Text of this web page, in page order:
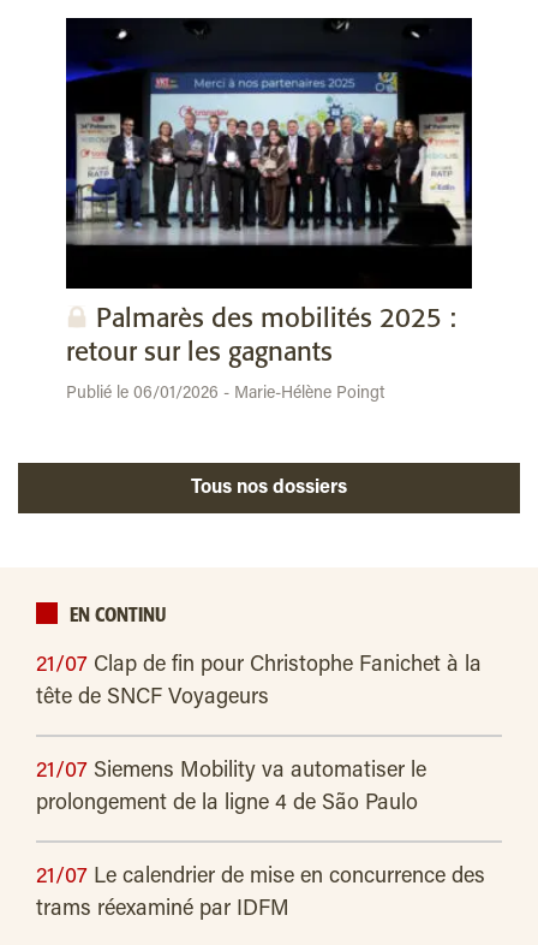
Palmarès des mobilités 2025 :
retour sur les gagnants
Publié le 06/01/2026 - Marie-Hélène Poingt
Tous nos dossiers
EN CONTINU
21/07 Clap de fin pour Christophe Fanichet à la
tête de SNCF Voyageurs
21/07 Siemens Mobility va automatiser le
prolongement de la ligne 4 de São Paulo
21/07 Le calendrier de mise en concurrence des
trams réexaminé par IDFM